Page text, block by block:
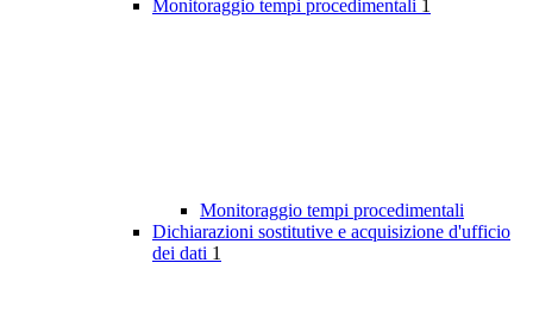
Monitoraggio tempi procedimentali 1
Monitoraggio tempi procedimentali
Dichiarazioni sostitutive e acquisizione d'ufficio
dei dati 1